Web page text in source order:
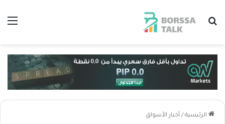
بحث عن
الرئيسية / أخبار الأسواق